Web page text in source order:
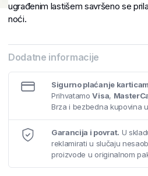
ugrađenim lastišem savršeno se
noći.
Dodatne informacije
Sigurno plaćanje
PrihvatamoVisa,
Brza i bezbedna kupovina
Garancija i povrat. U
reklamirati u slučaju
proizvode u originalnom